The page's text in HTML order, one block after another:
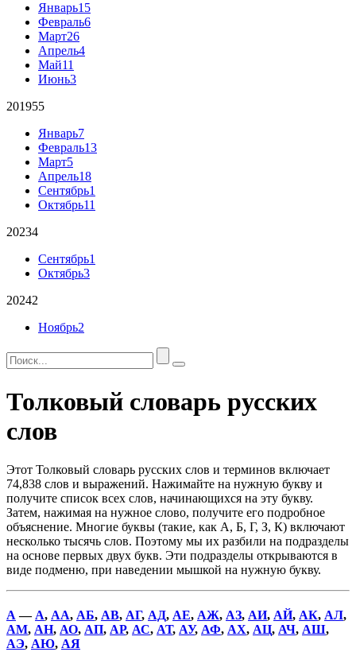
Январь15
Февраль6
Март26
Апрель4
Май11
Июнь3
201955
Январь7
Февраль13
Март5
Апрель18
Сентябрь1
Октябрь11
20234
Сентябрь1
Октябрь3
20242
Ноябрь2
Толковый словарь русских
слов
Этот Толковый словарь русских слов и терминов включает
74,838 слов и выражений. Нажимайте на нужную букву и
получите список всех слов, начинающихся на эту букву.
Затем, нажимая на нужное слово, получите его подробное
объяснение. Многие буквы (такие, как А, Б, Г, З, К) включают
несколько тысячь слов. Поэтому мы их разбили на подразделы
на основе первых двух букв. Эти подразделы открываются в
виде подменю, при наведении мышкой на нужную букву.
А — А, АА, АБ, АВ, АГ, АД, АЕ, АЖ, АЗ, АИ, АЙ, АК, АЛ,
АМ, АН, АО, АП, АР, АС, АТ, АУ, АФ, АХ, АЦ, АЧ, АШ,
АЭ, АЮ, АЯ